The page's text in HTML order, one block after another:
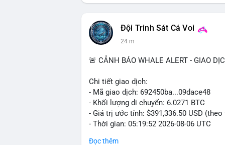
📰 Nguồn: Cointelegraph
Đội Trinh Sát Cá Voi
24 m
🚨 CẢNH BÁO WHALE ALERT - GIAO
Chi tiết giao dịch:
- Mã giao dịch: 692450ba...09dace48
- Khối lượng di chuyển: 6.0271 BTC
- Giá trị ước tính: $391,336.50 USD (theo
- Thời gian: 05:19:52 2026-08-06 UTC
Đọc thêm